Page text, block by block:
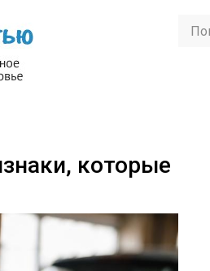
которые